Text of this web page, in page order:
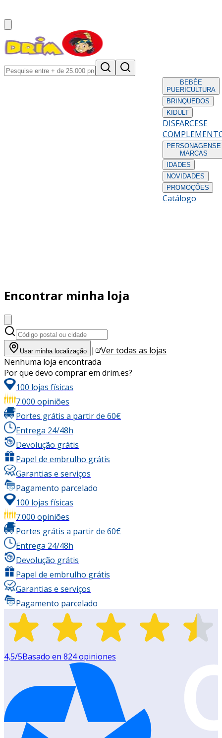
BEBÉE
PUERICULTURA
BRINQUEDOS
KIDULT
DISFARCESE
PERSONAGENS E
MARCAS
IDADES
NOVIDADES
PROMOÇÕES
Catálogo
Encontrar minha loja
Usar minha localização |
Ver todas as lojas
Nenhuma loja encontrada
Por que devo comprar em drim.es?
100 lojas físicas
7.000 opiniões
Portes grátis a partir de 60€
Entrega 24/48h
Devolução grátis
Papel de embrulho grátis
Garantias e serviços
Pagamento parcelado
100 lojas físicas
7.000 opiniões
Portes grátis a partir de 60€
Entrega 24/48h
Devolução grátis
Papel de embrulho grátis
Garantias e serviços
Pagamento parcelado
4,5/5Basado en 824opiniones